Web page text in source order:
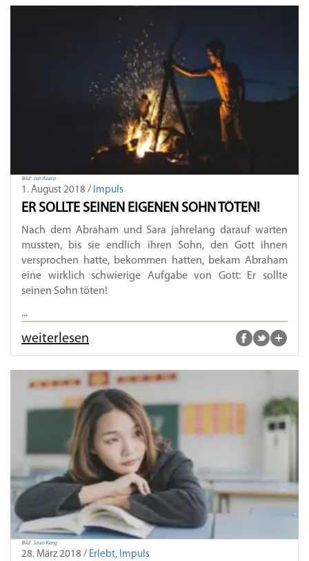
Bild: Jon Asato
1. August 2018 / Impuls
ER SOLLTE SEINEN EIGENEN SOHN TÖTEN!
Nach dem Abraham und Sara jahrelang darauf warten
mussten, bis sie endlich ihren Sohn, den Gott ihnen
versprochen hatte, bekommen hatten, bekam Abraham
eine wirklich schwierige Aufgabe von Gott: Er sollte
seinen Sohn töten!
...
weiterlesen
Bild: Sean Kong
28. März 2018 / Erlebt, Impuls